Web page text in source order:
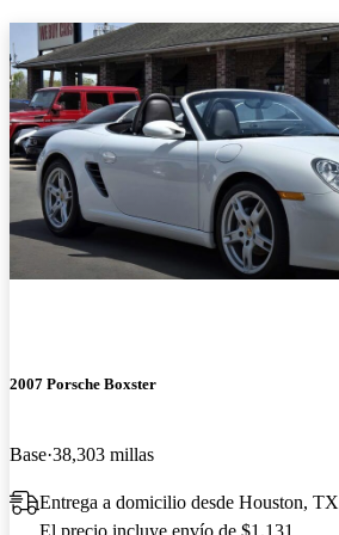
2007 Porsche Boxster
Base 38,303 millas
Entrega a domicilio desde Houston, TX